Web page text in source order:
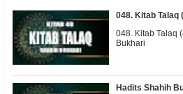
048. Kitab Talaq
048. Kitab Talaq
Bukhari
Hadits Shahih